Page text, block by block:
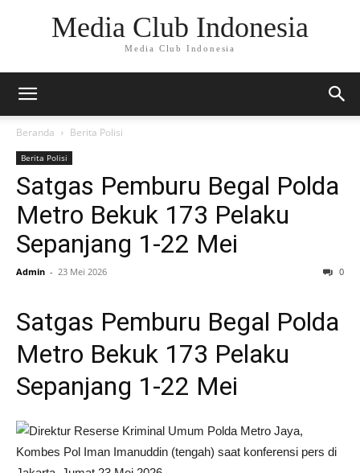
Media Club Indonesia
Media Club Indonesia
Beranda Berita Polisi
Berita Polisi
Satgas Pemburu Begal Polda
Metro Bekuk 173 Pelaku
Sepanjang 1-22 Mei
Admin - 23 Mei 2026 0
Satgas Pemburu Begal Polda
Metro Bekuk 173 Pelaku
Sepanjang 1-22 Mei